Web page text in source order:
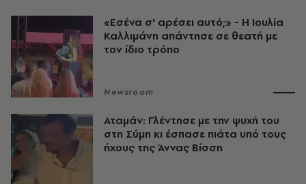
«Εσένα σ' αρέσει αυτό;» - Η Ιουλία
Καλλιμάνη απάντησε σε θεατή με
τον ίδιο τρόπο
Newsroom
Αταμάν: Γλέντησε με την ψυχή του
στη Σύμη κι έσπασε πιάτα υπό τους
ήχους της Άννας Βίσση